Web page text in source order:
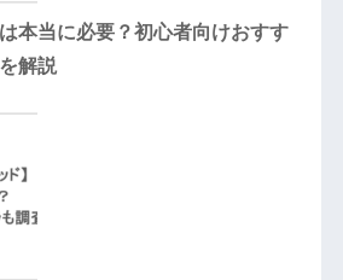
本当に必要？初心者向けおすす
解説